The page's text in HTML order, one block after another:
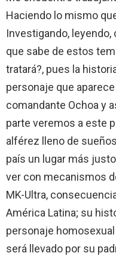
Haciendo lo mismo
Investigando,
que sabe de estos
tratará?, pues la
personaje que
comandante Ochoa y
parte veremos a este
alférez lleno de
país un lugar más
ver con mecanismos
MK-Ultra,
América Latina; su
personaje
será llevado por su